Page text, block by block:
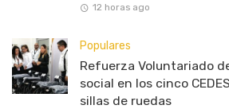
12 horas ago
Populares
Refuerza Voluntariado
social en los cinco
sillas de ruedas